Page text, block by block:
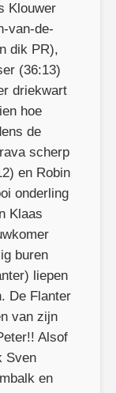
Klouwer
van-de-
dik PR),
(36:13)
driekwart
hoe
de
scherp
en Robin
onderling
Klaas
buren
liepen
De Flanter
van zijn
Alsof
Sven
en